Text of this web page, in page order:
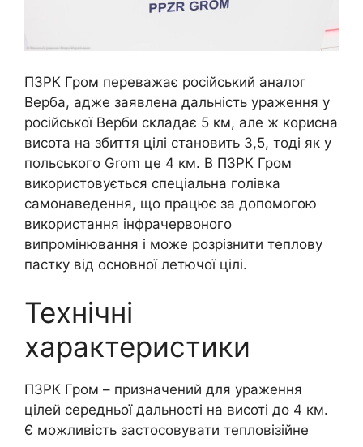
ПЗРК Гром переважає російський аналог
Верба, адже заявлена дальність ураження у
російської Верби складає 5 км, але ж корисна
висота на збиття цілі становить 3,5, тоді як у
польського Grom це 4 км. В ПЗРК Гром
використовується спеціальна голівка
самонаведення, що працює за допомогою
використання інфрачервоного
випромінювання і може розрізнити теплову
пастку від основної летючої цілі.
Технічні
характеристики
ПЗРК Гром – призначений для ураження
цілей середньої дальності на висоті до 4 км.
Є можливість застосовувати тепловізійне